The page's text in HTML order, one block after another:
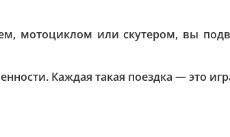
мотоциклом или скутером, вы
Каждая такая поездка — это